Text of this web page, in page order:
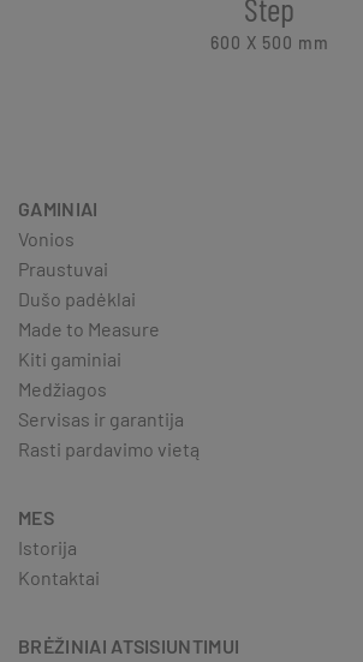
600 X 500 mm
GAMINIAI
Vonios
Praustuvai
Dušo padėklai
Made to Measure
Kiti gaminiai
Medžiagos
Servisas ir garantija
Rasti pardavimo vietą
MES
Istorija
Kontaktai
BRĖŽINIAI ATSISIUNTIMUI